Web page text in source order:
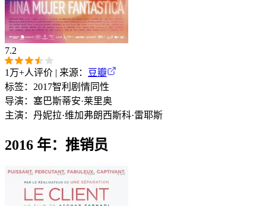
7.2
1万+人评价 | 来源：
豆瓣
标签： 2017智利 剧情同性
导演： 塞巴斯蒂安·莱里奥
主演： 丹妮拉·维加弗朗西斯科·雷耶斯
2016 年：推销员